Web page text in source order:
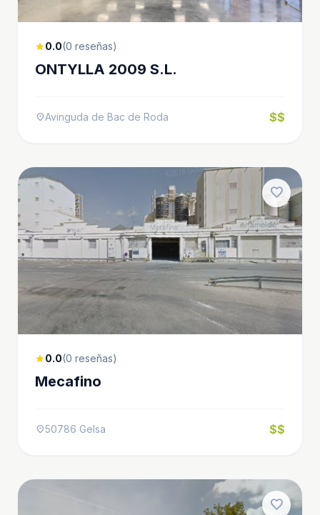
star0.0(0 reseñas)
ONTYLLA 2009 S.L.
location_onAvinguda de Bac de Roda $$
favorite
star0.0(0 reseñas)
Mecafino
location_on50786 Gelsa $$
favorite